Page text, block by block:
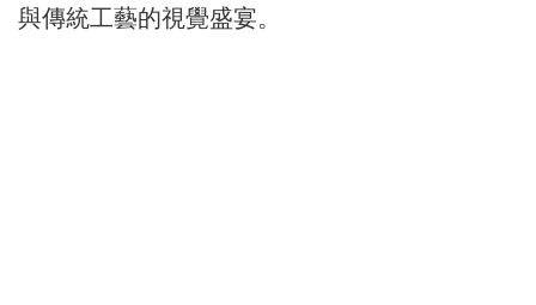
與傳統工藝的視覺盛宴。